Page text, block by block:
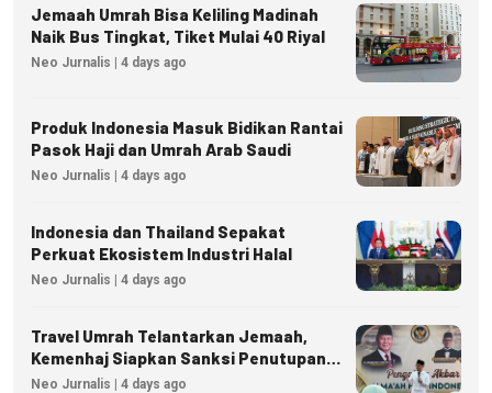
Jemaah Umrah Bisa Keliling Madinah
Naik Bus Tingkat, Tiket Mulai 40 Riyal
Neo Jurnalis | 4 days ago
Produk Indonesia Masuk Bidikan Rantai
Pasok Haji dan Umrah Arab Saudi
Neo Jurnalis | 4 days ago
Indonesia dan Thailand Sepakat
Perkuat Ekosistem Industri Halal
Neo Jurnalis | 4 days ago
Travel Umrah Telantarkan Jemaah,
Kemenhaj Siapkan Sanksi Penutupan
Izin hingga Pidana
Neo Jurnalis | 4 days ago